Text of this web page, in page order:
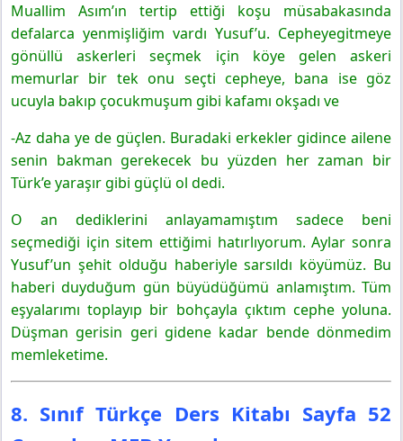
Muallim Asım’ın tertip ettiği koşu müsabakasında
defalarca yenmişliğim vardı Yusuf’u. Cepheyegitmeye
gönüllü askerleri seçmek için köye gelen askeri
memurlar bir tek onu seçti cepheye, bana ise göz
ucuyla bakıp çocukmuşum gibi kafamı okşadı ve
-Az daha ye de güçlen. Buradaki erkekler gidince ailene
senin bakman gerekecek bu yüzden her zaman bir
Türk’e yaraşır gibi güçlü ol dedi.
O an dediklerini anlayamamıştım sadece beni
seçmediği için sitem ettiğimi hatırlıyorum. Aylar sonra
Yusuf’un şehit olduğu haberiyle sarsıldı köyümüz. Bu
haberi duyduğum gün büyüdüğümü anlamıştım. Tüm
eşyalarımı toplayıp bir bohçayla çıktım cephe yoluna.
Düşman gerisin geri gidene kadar bende dönmedim
memleketime.
8. Sınıf Türkçe Ders Kitabı Sayfa 52